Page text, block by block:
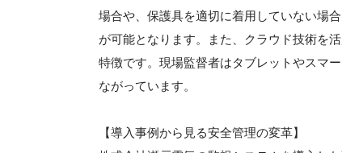
場合や、保護具を適切に着用していない場
が可能となります。また、クラウド技術を
特徴です。現場監督者はタブレットやスマ
ながっています。
【導入事例から見る安全管理の変革】